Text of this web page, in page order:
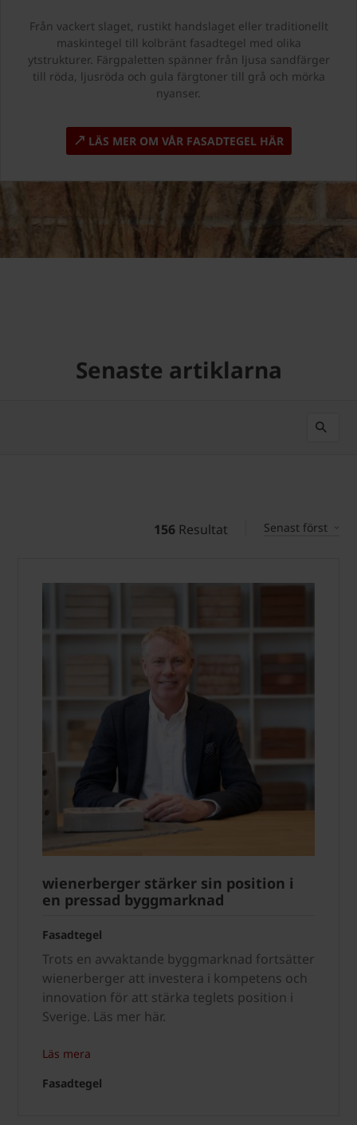
Från vackert slaget, rustikt handslaget eller traditionellt
maskintegel till kolbränt fasadtegel med olika
ytstrukturer. Färgpaletten spänner från ljusa sandfärger
till röda, ljusröda och gula färgtoner till grå och mörka
nyanser.
LÄS MER OM VÅR FASADTEGEL HÄR
Senaste artiklarna
156 Resultat Senast först
wienerberger stärker sin position i
en pressad byggmarknad
Fasadtegel
Trots en avvaktande byggmarknad fortsätter
wienerberger att investera i kompetens och
innovation för att stärka teglets position i
Sverige. Läs mer här.
Läs mera
Fasadtegel